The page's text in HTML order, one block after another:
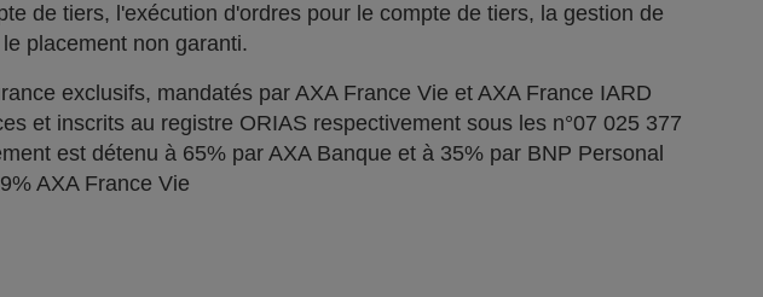
de tiers, l'exécution d'ordres pour le compte de tiers, la gestion de
placement non garanti.
exclusifs, mandatés par AXA France Vie et AXA France IARD
et inscrits au registre ORIAS respectivement sous les n°07 025 377
est détenu à 65% par AXA Banque et à 35% par BNP Personal
AXA France Vie